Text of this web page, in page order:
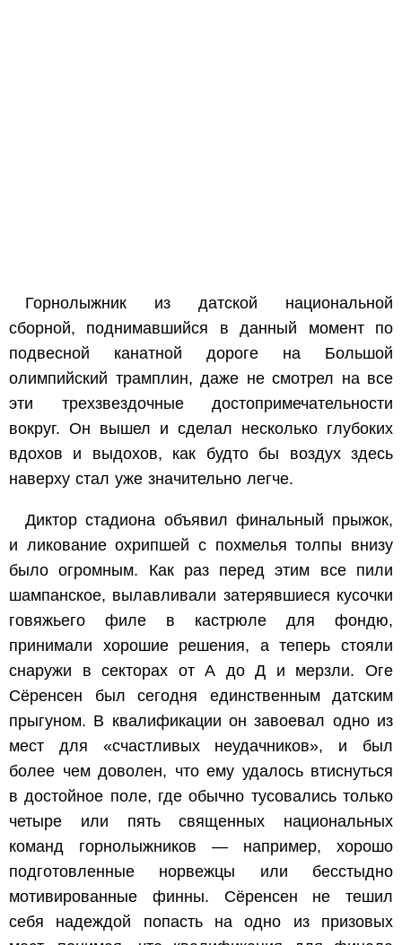
Горнолыжник из датской национальной
сборной, поднимавшийся в данный момент по
подвесной канатной дороге на Большой
олимпийский трамплин, даже не смотрел на все
эти трехзвездочные достопримечательности
вокруг. Он вышел и сделал несколько глубоких
вдохов и выдохов, как будто бы воздух здесь
наверху стал уже значительно легче.
Диктор стадиона объявил финальный прыжок,
и ликование охрипшей с похмелья толпы внизу
было огромным. Как раз перед этим все пили
шампанское, вылавливали затерявшиеся кусочки
говяжьего филе в кастрюле для фондю,
принимали хорошие решения, а теперь стояли
снаружи в секторах от А до Д и мерзли. Оге
Сёренсен был сегодня единственным датским
прыгуном. В квалификации он завоевал одно из
мест для «счастливых неудачников», и был
более чем доволен, что ему удалось втиснуться
в достойное поле, где обычно тусовались только
четыре или пять священных национальных
команд горнолыжников — например, хорошо
подготовленные норвежцы или бесстыдно
мотивированные финны. Сёренсен не тешил
себя надеждой попасть на одно из призовых